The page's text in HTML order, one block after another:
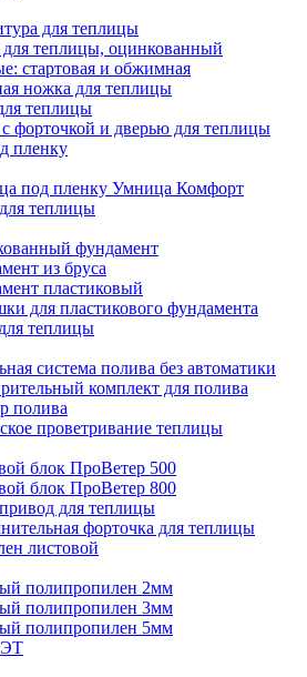
для теплицы
теплицы, оцинкованный
стартовая и обжимная
ножка для теплицы
теплицы
форточкой и дверью для теплицы
пленку
под пленку Умница Комфорт
теплицы
фундамент
из бруса
пластиковый
для пластикового фундамента
теплицы
система полива без автоматики
комплект для полива
полива
проветривание теплицы
блок ПроВетер 500
блок ПроВетер 800
для теплицы
форточка для теплицы
листовой
полипропилен 2мм
полипропилен 3мм
полипропилен 5мм